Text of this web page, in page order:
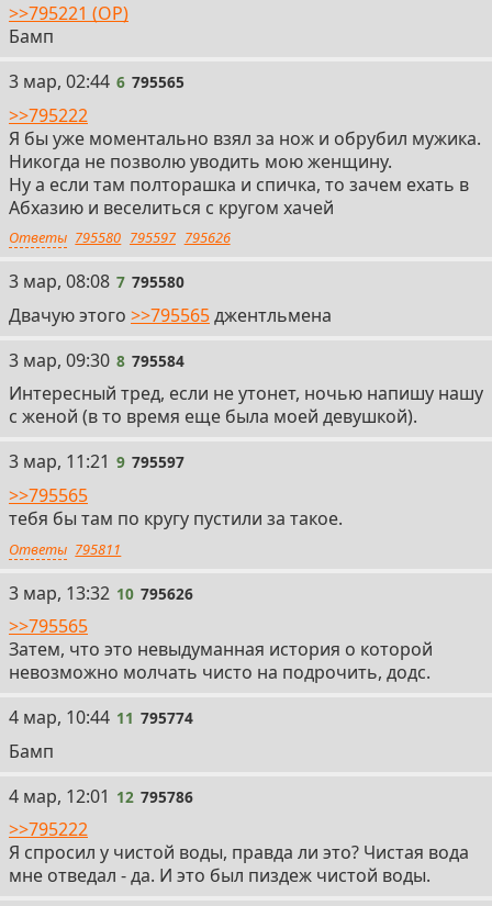
>>795221 (OP)
Бамп
6
3 мар, 02:44 6 795565
>>795222
Я бы уже моментально взял за нож и обрубил мужика.
Никогда не позволю уводить мою женщину.
Ну а если там полторашка и спичка, то зачем ехать в
Абхазию и веселиться с кругом хачей
Ответы 795580 795597 795626
7
3 мар, 08:08 7 795580
Двачую этого >>795565джентльмена
8
3 мар, 09:30 8 795584
Интересный тред, если не утонет, ночью напишу нашу
с женой (в то время еще была моей девушкой).
9
3 мар, 11:21 9 795597
>>795565
тебя бы там по кругу пустили за такое.
Ответы 795811
10
3 мар, 13:32 10 795626
>>795565
Затем, что это невыдуманная история о которой
невозможно молчать чисто на подрочить, додс.
11
4 мар, 10:44 11 795774
Бамп
12
4 мар, 12:01 12 795786
>>795222
Я спросил у чистой воды, правда ли это? Чистая вода
мне отведал - да. И это был пиздеж чистой воды.